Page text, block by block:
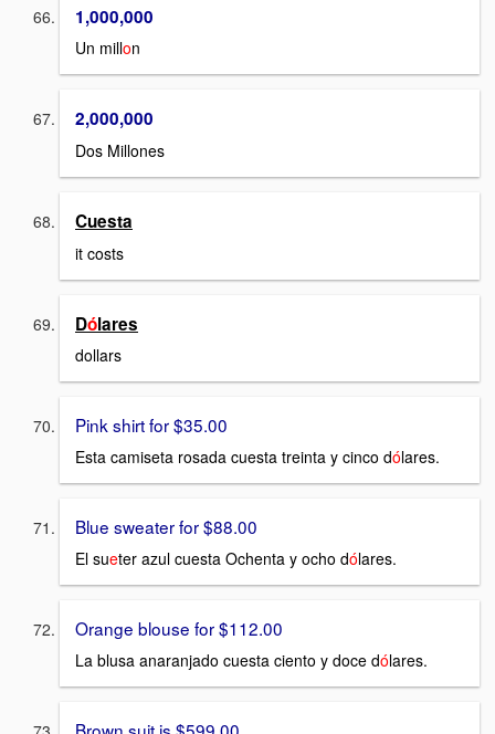
1,000,000
Un millon
2,000,000
Dos Millones
Cuesta
it costs
Dólares
dollars
Pink shirt for $35.00
Esta camiseta rosada cuesta treinta y cinco dólares.
Blue sweater for $88.00
El sueter azul cuesta Ochenta y ocho dólares.
Orange blouse for $112.00
La blusa anaranjado cuesta ciento y doce dólares.
Brown suit is $599.00